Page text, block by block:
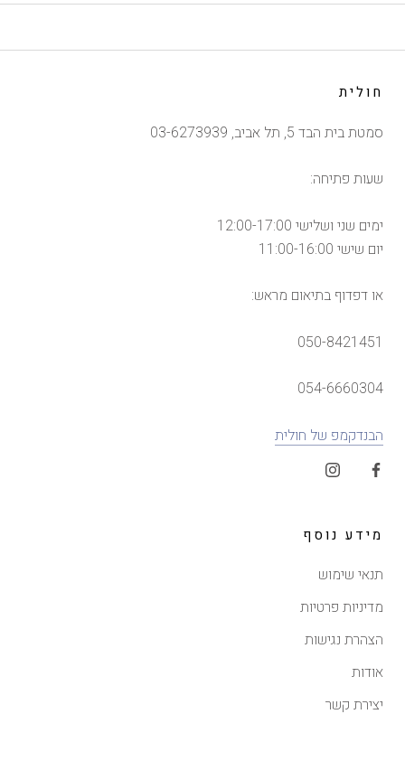
חולית
סמטת בית הבד 5, תל אביב, 03-6273939
שעות פתיחה:
ימים שני ושלישי 12:00-17:00
יום שישי 11:00-16:00
או דפדוף בתיאום מראש:
050-8421451
054-6660304
הבנדקמפ של חולית
מידע נוסף
תנאי שימוש
מדיניות פרטיות
הצהרת נגישות
אודות
יצירת קשר